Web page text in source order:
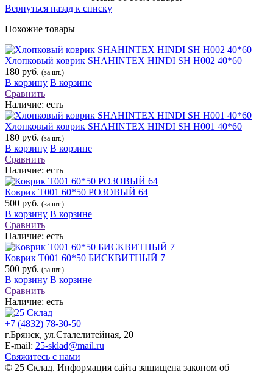
Вернуться назад к списку
Похожие товары
Хлопковый коврик SHAHINTEX HINDI SH H002 40*60
180 руб. (за шт.)
В корзину В корзине
Сравнить
Наличие: есть
Хлопковый коврик SHAHINTEX HINDI SH H001 40*60
180 руб. (за шт.)
В корзину В корзине
Сравнить
Наличие: есть
Коврик Т001 60*50 РОЗОВЫЙ 64
500 руб. (за шт.)
В корзину В корзине
Сравнить
Наличие: есть
Коврик Т001 60*50 БИСКВИТНЫЙ 7
500 руб. (за шт.)
В корзину В корзине
Сравнить
Наличие: есть
+7 (4832) 78-30-50
г.Брянск, ул.Сталелитейная, 20
E-mail: 25-sklad@mail.ru
Свяжитесь с нами
© 25 Склад. Информация сайта защищена законом об